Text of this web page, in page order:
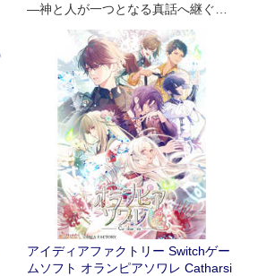
―神と人が一つとなる真話へ継ぐ物
アイディアファクトリー Switchゲー
ムソフト オランピアソワレ Catharsi